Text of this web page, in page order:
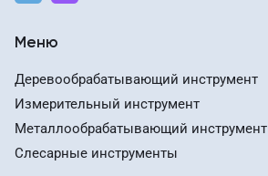
Меню
Деревообрабатывающий инструмент
Измерительный инструмент
Металлообрабатывающий инструмент
Слесарные инструменты